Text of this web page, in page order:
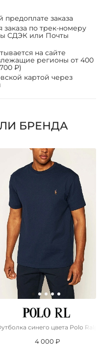
заказа
по трек-номеру
СДЭК или Почты
на сайте
регионы от 400
₽)
картой через
БРЕНДА
pony-embroidered
синего цвета Роlо
4 000 ₽